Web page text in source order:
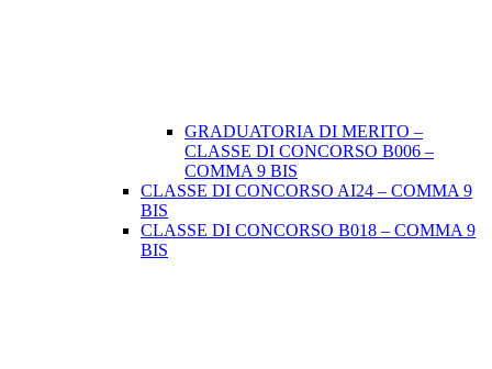
GRADUATORIA DI MERITO –
CLASSE DI CONCORSO B006 –
COMMA 9 BIS
CLASSE DI CONCORSO AI24 – COMMA 9
BIS
CLASSE DI CONCORSO B018 – COMMA 9
BIS